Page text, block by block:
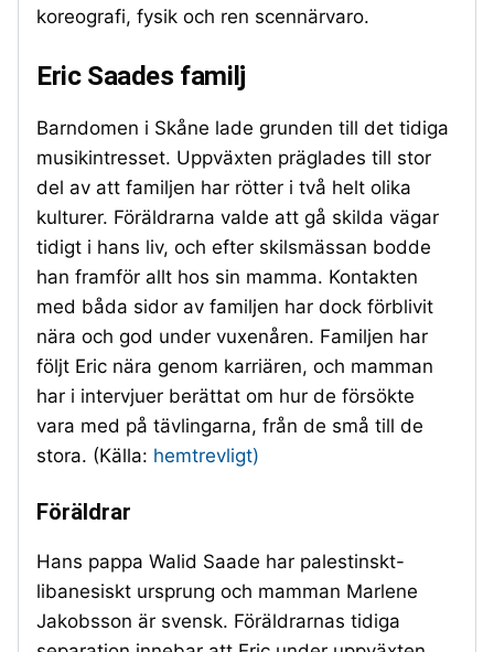
koreografi, fysik och ren scennärvaro.
Eric Saades familj
Barndomen i Skåne lade grunden till det tidiga
musikintresset. Uppväxten präglades till stor
del av att familjen har rötter i två helt olika
kulturer. Föräldrarna valde att gå skilda vägar
tidigt i hans liv, och efter skilsmässan bodde
han framför allt hos sin mamma. Kontakten
med båda sidor av familjen har dock förblivit
nära och god under vuxenåren. Familjen har
följt Eric nära genom karriären, och mamman
har i intervjuer berättat om hur de försökte
vara med på tävlingarna, från de små till de
stora. (Källa: hemtrevligt)
Föräldrar
Hans pappa Walid Saade har palestinskt-
libanesiskt ursprung och mamman Marlene
Jakobsson är svensk. Föräldrarnas tidiga